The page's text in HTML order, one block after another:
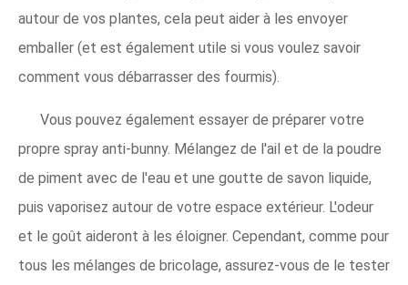
autour de vos plantes, cela peut aider à les envoyer
emballer (et est également utile si vous voulez savoir
comment vous débarrasser des fourmis).
Vous pouvez également essayer de préparer votre
propre spray anti-bunny. Mélangez de l'ail et de la poudre
de piment avec de l'eau et une goutte de savon liquide,
puis vaporisez autour de votre espace extérieur. L'odeur
et le goût aideront à les éloigner. Cependant, comme pour
tous les mélanges de bricolage, assurez-vous de le tester